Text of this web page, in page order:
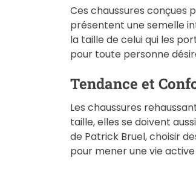
Ces chaussures conçues
présentent une semelle
la taille de celui qui les
pour toute personne
Tendance et
Les chaussures
taille, elles se doivent
de Patrick Bruel, choisir
pour mener une vie